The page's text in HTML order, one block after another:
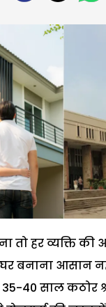
तो हर व्यक्ति की
बनाना आसान
40 साल कठोर